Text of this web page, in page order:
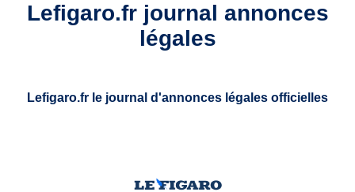
Lefigaro.fr journal annonces
légales
Lefigaro.fr le journal d'annonces légales officielles